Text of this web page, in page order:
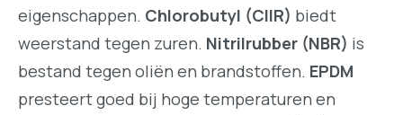
eigenschappen. Chlorobutyl (CIIR) biedt
weerstand tegen zuren. Nitrilrubber (NBR) is
bestand tegen oliën en brandstoffen. EPDM
presteert goed bij hoge temperaturen en